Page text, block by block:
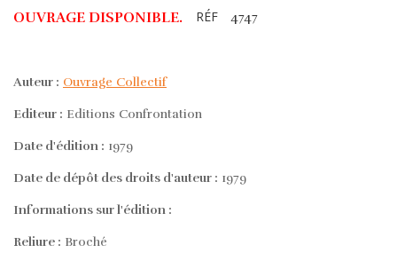
OUVRAGE DISPONIBLE. RÉF 4747
Auteur : Ouvrage Collectif
Editeur : Editions Confrontation
Date d'édition : 1979
Date de dépôt des droits d'auteur : 1979
Informations sur l'édition :
Reliure : Broché